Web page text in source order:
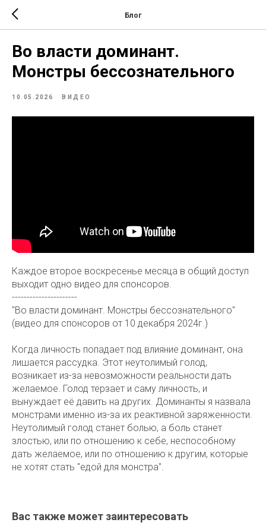
Блог
Во власти доминант.
Монстры бессознательного
10.05.2026 ВИДЕО
Каждое второе воскресенье месяца в общий доступ
выходит одно видео для спонсоров.
----------------------
"Во власти доминант. Монстры бессознательного"
(видео для спонсоров от 10 декабря 2024г.)
Когда личность попадает под влияние доминант, она
лишается рассудка. Этот неутолимый голод,
возникает из-за невозможности реальности дать
желаемое. Голод терзает и саму личность, и
вынуждает её давить на других. Доминанты я назвала
монстрами именно из-за их реактивной заряженности.
Неутолимый голод станет болью, а боль станет
злостью, или по отношению к себе, неспособному
дать желаемое, или по отношению к другим, которые
не хотят стать "едой для монстра".
Вас также может заинтересовать